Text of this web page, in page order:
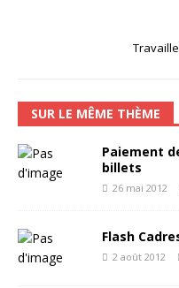
SUR LE MÊME THÈME
Paiement
billets
26 mai 2012
Flash
2 août 2012